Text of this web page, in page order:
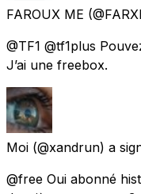
FAROUX ME
@TF1 @tf1plus
J’ai une freebox.
Moi (@xandrun) a
@free Oui abonné